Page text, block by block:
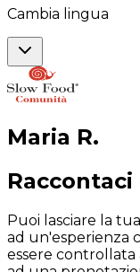
Cambia lingua
Maria R.
Puoi lasciare la
ad un'esperienza
essere controllata